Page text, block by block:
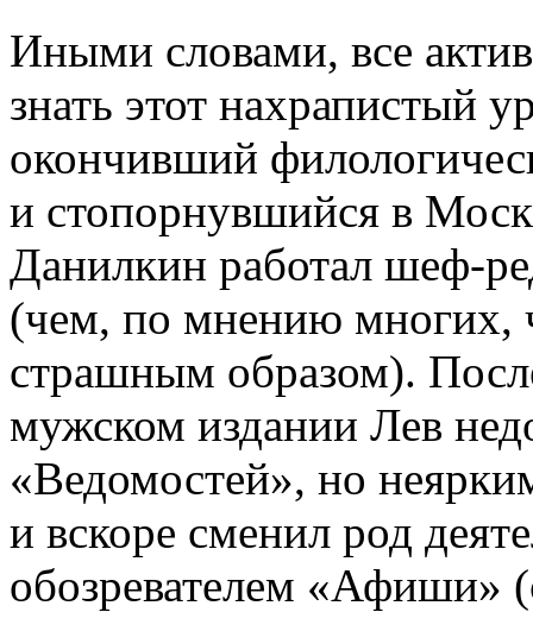
Иными словами, все
знать этот нахрапистый
окончивший
и стопорнувшийся в
Данилкин работал шеф-
(чем, по мнению многих,
страшным образом).
мужском издании Лев
«Ведомостей», но
и вскоре сменил род
обозревателем «Афиши»